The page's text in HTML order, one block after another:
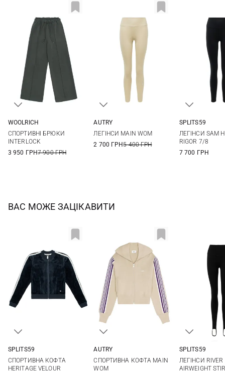
WOOLRICH
СПОРТИВНІ БРЮКИ
INTERLOCK
3 950 ГРН7 900 ГРН
AUTRY
ЛЕГІНСИ MAIN WOM
2 700 ГРН5 400 ГРН
XL
SPLITS59
ЛЕГІНСИ SAM
RIGOR 7/8
7 700 ГРН
ВАС МОЖЕ ЗАЦІКАВИТИ
XL
SPLITS59
СПОРТИВНА КОФТА
HERITAGE VELOUR
AUTRY
СПОРТИВНА КОФТА MAIN
WOM
SPLITS59
ЛЕГІНСИ RIVER
AIRWEIGHT